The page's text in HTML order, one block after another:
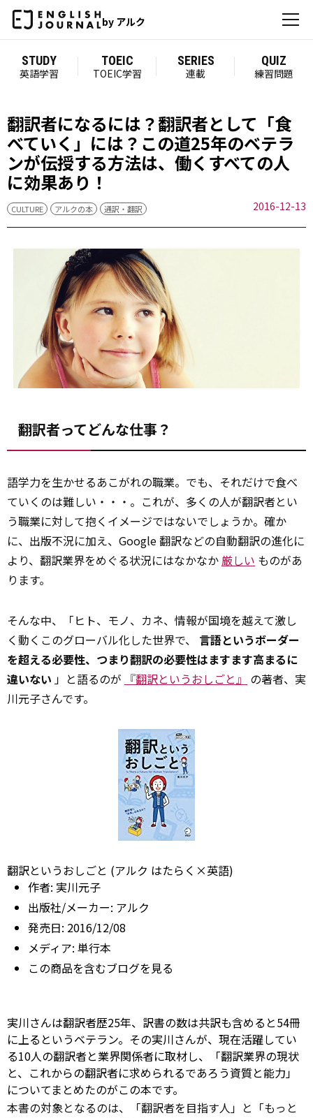
by アルク
STUDY
英語学習
TOEIC
TOEIC学習
SERIES
連載
QUIZ
練習問題
翻訳者になるには？翻訳者として「食
べていく」には？この道25年のベテラ
ンが伝授する方法は、働くすべての人
に効果あり！
CULTURE アルクの本 通訳・翻訳 2016-12-13
翻訳者ってどんな仕事？
語学力を生かせるあこがれの職業。でも、それだけで食べ
ていくのは難しい・・・。これが、多くの人が翻訳者とい
う職業に対して抱くイメージではないでしょうか。確か
に、出版不況に加え、Google 翻訳などの自動翻訳の進化に
より、翻訳業界をめぐる状況にはなかなか厳しい ものがあ
ります。
そんな中、「ヒト、モノ、カネ、情報が国境を越えて激し
く動くこのグローバル化した世界で、 言語というボーダー
を超える必要性、つまり翻訳の必要性はますます高まるに
違いない 」と語るのが 『翻訳というおしごと』 の著者、実
川元子さんです。
翻訳というおしごと (アルク はたらく×英語)
作者: 実川元子
出版社/メーカー: アルク
発売日: 2016/12/08
メディア: 単行本
この商品を含むブログを見る
実川さんは翻訳者歴25年、訳書の数は共訳も含めると54冊
に上るというベテラン。その実川さんが、現在活躍してい
る10人の翻訳者と業界関係者に取材し、「翻訳業界の現状
と、これからの翻訳者に求められるであろう資質と能力」
についてまとめたのがこの本です。
本書の対象となるのは、「翻訳者を目指す人」と「もっと